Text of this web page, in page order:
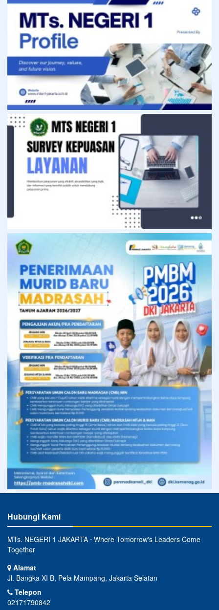
Hubungi Kami
MTs. NEGERI 1 JAKARTA ⋅ Where Tomorrow's Leaders Come
Together
Alamat
Jl. Bangka XI B, Pela Mampang, Jakarta Selatan
Telepon
02171790842